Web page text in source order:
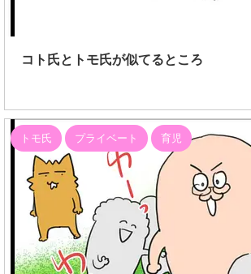
コト氏とトモ氏が似てるところ
トモ氏 プライベート 育児